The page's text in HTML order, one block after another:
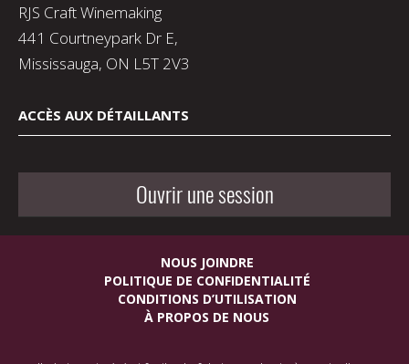
RJS Craft Winemaking
441 Courtneypark Dr E,
Mississauga, ON L5T 2V3
ACCÈS AUX DÉTAILLANTS
Ouvrir une session
NOUS JOINDRE
POLITIQUE DE CONFIDENTIALITÉ
CONDITIONS D’UTILISATION
À PROPOS DE NOUS